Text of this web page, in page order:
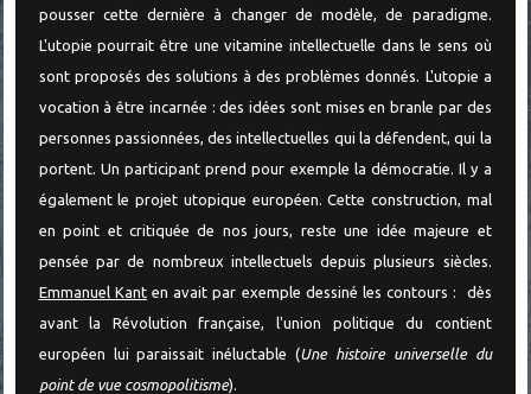
pousser cette dernière à changer de modèle, de paradigme.
L'utopie pourrait être une vitamine intellectuelle dans le sens où
sont proposés des solutions à des problèmes donnés. L'utopie a
vocation à être incarnée : des idées sont mises en branle par des
personnes passionnées, des intellectuelles qui la défendent, qui la
portent. Un participant prend pour exemple la démocratie. Il y a
également le projet utopique européen. Cette construction, mal
en point et critiquée de nos jours, reste une idée majeure et
pensée par de nombreux intellectuels depuis plusieurs siècles.
Emmanuel Kanten avait par exemple dessiné les contours : dès
avant la Révolution française, l'union politique du contient
européen lui paraissait inéluctable (Une histoire universelle du
point de vue cosmopolitisme).